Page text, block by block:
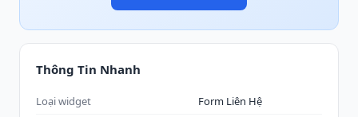
Thông Tin Nhanh
Loại widget
Form Liên Hệ